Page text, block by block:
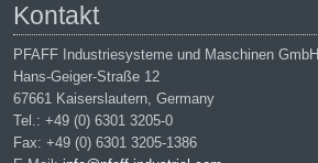
Kontakt
PFAFF Industriesysteme und Maschinen GmbH
Hans-Geiger-Straße 12
67661 Kaiserslautern, Germany
Tel.: +49 (0) 6301 3205-0
Fax: +49 (0) 6301 3205-1386